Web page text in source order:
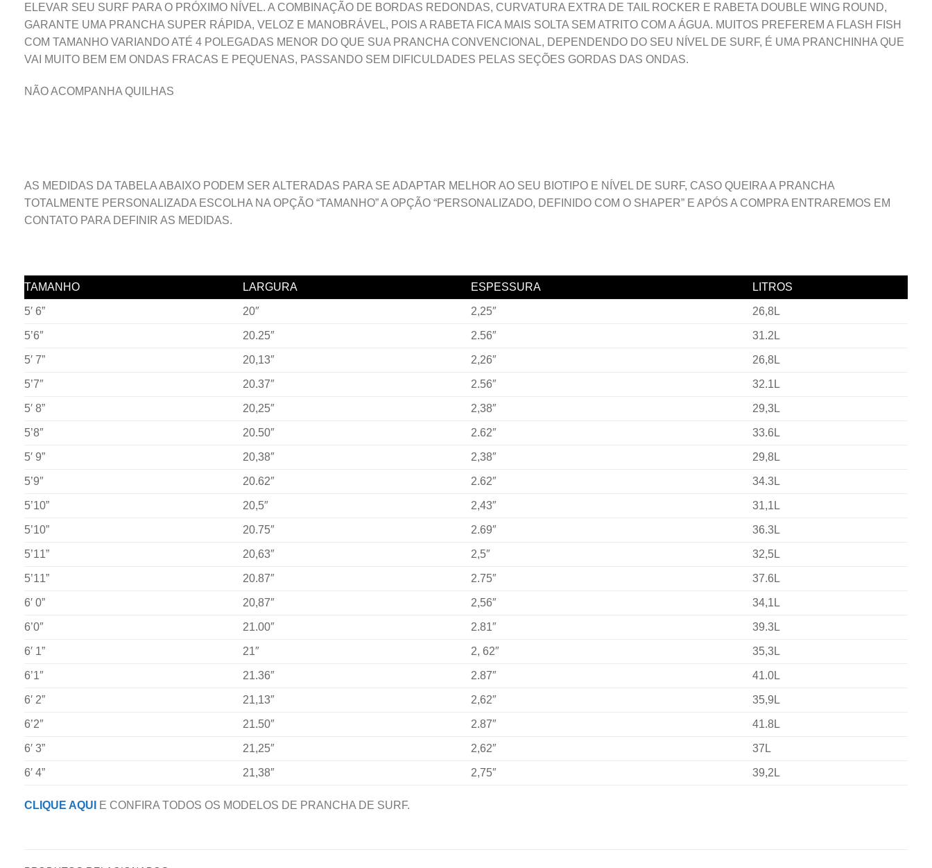
ELEVAR SEU SURF PARA O PRÓXIMO NÍVEL. A COMBINAÇÃO DE BORDAS REDONDAS, CURVATURA EXTRA DE TAIL ROCKER E RABETA DOUBLE WING ROUND,
GARANTE UMA PRANCHA SUPER RÁPIDA, VELOZ E MANOBRÁVEL, POIS A RABETA FICA MAIS SOLTA SEM ATRITO COM A ÁGUA. MUITOS PREFEREM A FLASH FISH
COM TAMANHO VARIANDO ATÉ 4 POLEGADAS MENOR DO QUE SUA PRANCHA CONVENCIONAL, DEPENDENDO DO SEU NÍVEL DE SURF, É UMA PRANCHINHA QUE
VAI MUITO BEM EM ONDAS FRACAS E PEQUENAS, PASSANDO SEM DIFICULDADES PELAS SEÇÕES GORDAS DAS ONDAS.
NÃO ACOMPANHA QUILHAS
AS MEDIDAS DA TABELA ABAIXO PODEM SER ALTERADAS PARA SE ADAPTAR MELHOR AO SEU BIOTIPO E NÍVEL DE SURF, CASO QUEIRA A PRANCHA
TOTALMENTE PERSONALIZADA ESCOLHA NA OPÇÃO “TAMANHO” A OPÇÃO “PERSONALIZADO, DEFINIDO COM O SHAPER” E APÓS A COMPRA ENTRAREMOS EM
CONTATO PARA DEFINIR AS MEDIDAS.
TAMANHO LARGURA ESPESSURA LITROS
5′ 6” 20″ 2,25″ 26,8L
5’6″ 20.25″ 2.56″ 31.2L
5′ 7” 20,13″ 2,26″ 26,8L
5’7″ 20.37″ 2.56″ 32.1L
5′ 8” 20,25″ 2,38″ 29,3L
5’8″ 20.50″ 2.62″ 33.6L
5′ 9” 20,38″ 2,38″ 29,8L
5’9″ 20.62″ 2.62″ 34.3L
5’10” 20,5″ 2,43″ 31,1L
5’10” 20.75″ 2.69″ 36.3L
5’11” 20,63″ 2,5″ 32,5L
5’11” 20.87″ 2.75″ 37.6L
6′ 0” 20,87″ 2,56″ 34,1L
6’0″ 21.00″ 2.81″ 39.3L
6′ 1” 21″ 2, 62″ 35,3L
6’1″ 21.36″ 2.87″ 41.0L
6′ 2” 21,13″ 2,62″ 35,9L
6’2″ 21.50″ 2.87″ 41.8L
6′ 3” 21,25″ 2,62″ 37L
6′ 4” 21,38″ 2,75″ 39,2L
CLIQUE AQUI E CONFIRA TODOS OS MODELOS DE PRANCHA DE SURF.